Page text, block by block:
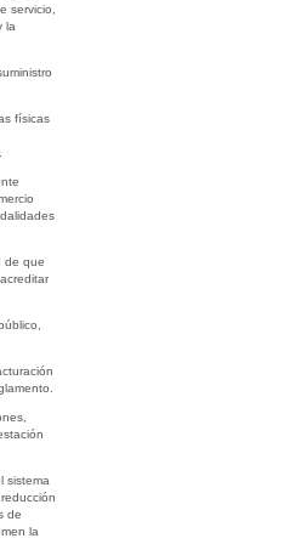
servicio,
la
físicas
de que
sistema
de
la